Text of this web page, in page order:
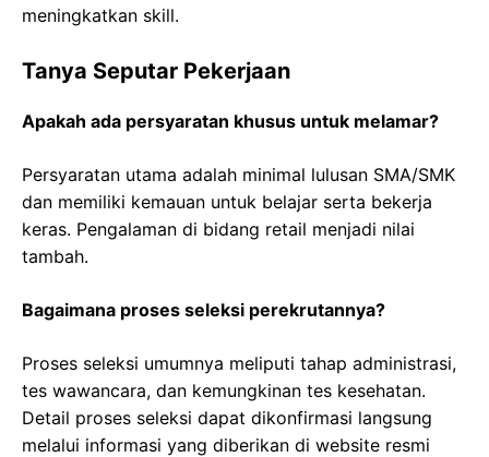
meningkatkan skill.
Tanya Seputar Pekerjaan
Apakah ada persyaratan khusus untuk melamar?
Persyaratan utama adalah minimal lulusan SMA/SMK
dan memiliki kemauan untuk belajar serta bekerja
keras. Pengalaman di bidang retail menjadi nilai
tambah.
Bagaimana proses seleksi perekrutannya?
Proses seleksi umumnya meliputi tahap administrasi,
tes wawancara, dan kemungkinan tes kesehatan.
Detail proses seleksi dapat dikonfirmasi langsung
melalui informasi yang diberikan di website resmi